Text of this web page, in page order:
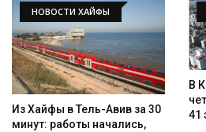
НОВОСТИ ХАЙФЫ
Из Хайфы в Тель-Авив за 30
минут: работы начались,
В
41